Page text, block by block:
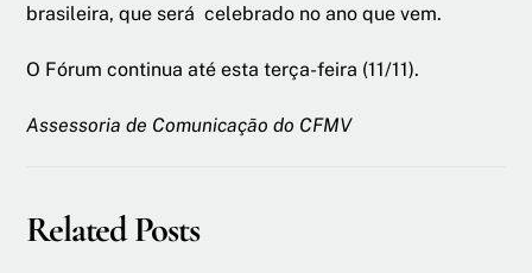
brasileira, que será celebrado no ano que vem.
O Fórum continua até esta terça-feira (11/11).
Assessoria de Comunicação do CFMV
Related Posts